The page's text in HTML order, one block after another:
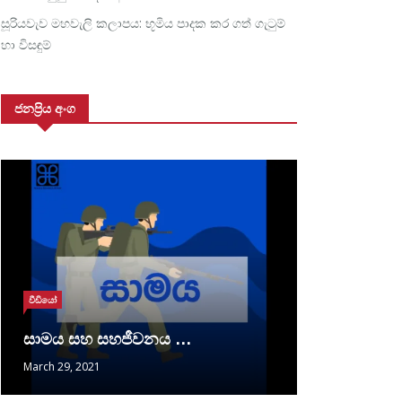
සූරියවැව මහවැලි කලාපය: භූමිය පාදක කර ගත් ගැටුම්
හා විසඳුම්
ජනප්‍රිය අංග
වීඩියෝ
සාමය සහ සහජීවනය …
March 29, 2021